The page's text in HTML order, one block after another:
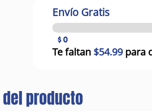
Envío Gratis
$ 0
Te faltan $54.99para
producto